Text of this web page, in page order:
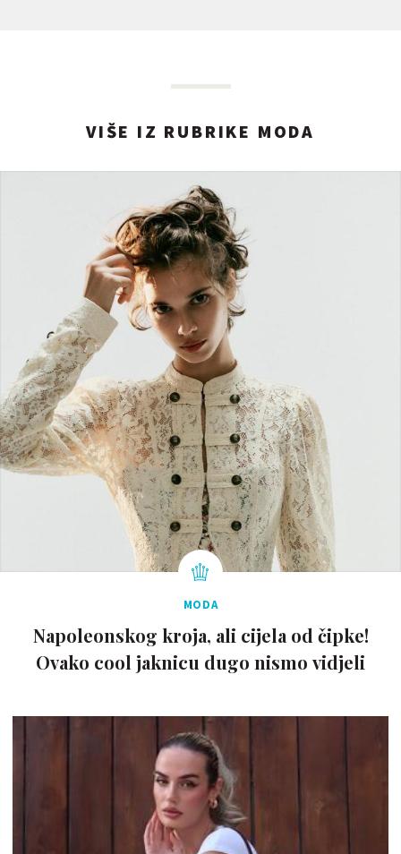
VIŠE IZ RUBRIKE MODA
MODA
Napoleonskog kroja, ali cijela od čipke!
Ovako cool jaknicu dugo nismo vidjeli